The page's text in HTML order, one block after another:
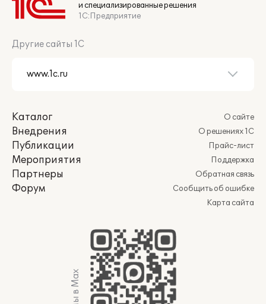
и специализированные решения
1С:Предприятие
Другие сайты 1С
Каталог
Внедрения
Публикации
Мероприятия
Партнеры
Форум
О сайте
О решениях 1С
Прайс-лист
Поддержка
Обратная связь
Сообщить об ошибке
Карта сайта
Мы в Max